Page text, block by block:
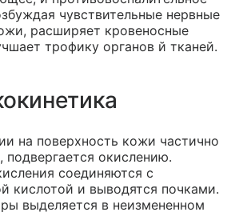
чувствительные нервные
расширяет кровеносные
трофику органов й тканей.
на поверхность кожи частично
подвергается окислению.
соединяются с
кислотой и выводятся почками.
выделяется в неизмененном